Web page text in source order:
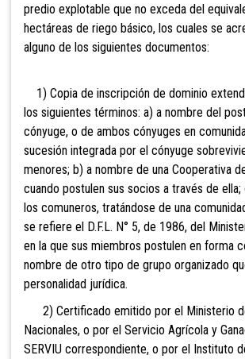
predio explotable que no exceda del
hectáreas de riego básico, los cuales se
alguno de los siguientes documentos:
1) Copia de inscripción de dominio
los siguientes términos: a) a nombre del
cónyuge, o de ambos cónyuges en
sucesión integrada por el cónyuge
menores; b) a nombre de una Cooperativa
cuando postulen sus socios a través de
los comuneros, tratándose de una
se refiere el D.F.L. N° 5, de 1986, del
en la que sus miembros postulen en forma
nombre de otro tipo de grupo organizado
personalidad jurídica.
2) Certificado emitido por el Ministerio
Nacionales, o por el Servicio Agrícola y
SERVIU correspondiente, o por el Instituto